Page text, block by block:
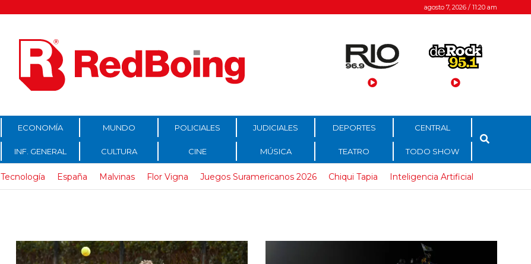
agosto 7, 2026 / 11:20 am
ECONOMÍA MUNDO POLICIALES JUDICIALES DEPORTES CENTRAL
INF. GENERAL CULTURA CINE MÚSICA TEATRO TODO SHOW
Tecnología España Malvinas Flor Vigna Juegos Suramericanos 2026 Chiqui Tapia Inteligencia Artificial